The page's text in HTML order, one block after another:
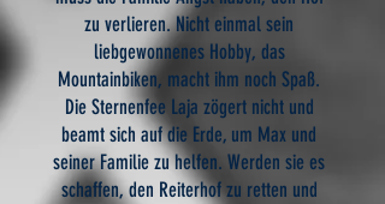
zu verlieren. Nicht einmal sein
liebgewonnenes Hobby, das
Mountainbiken, macht ihm noch Spaß.
Die Sternenfee Laja zögert nicht und
beamt sich auf die Erde, um Max und
seiner Familie zu helfen. Werden sie es
schaffen, den Reiterhof zu retten und